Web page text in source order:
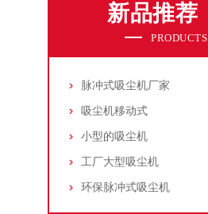
新品推荐
PRODUCTS
脉冲式吸尘机厂家
吸尘机移动式
小型的吸尘机
工厂大型吸尘机
环保脉冲式吸尘机